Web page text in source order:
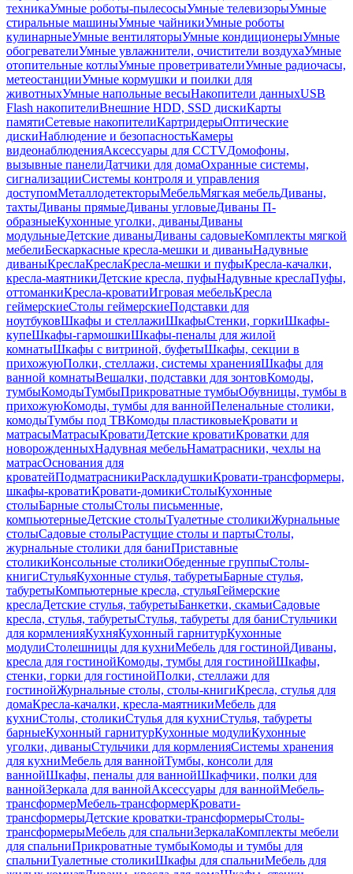
техникаУмные роботы-пылесосыУмные телевизорыУмные
стиральные машиныУмные чайникиУмные роботы
кулинарныеУмные вентиляторыУмные кондиционерыУмные
обогревателиУмные увлажнители, очистители воздухаУмные
отопительные котлыУмные проветривателиУмные радиочасы,
метеостанцииУмные кормушки и поилки для
животныхУмные напольные весыНакопители данныхUSB
Flash накопителиВнешние HDD, SSD дискиКарты
памятиСетевые накопителиКартридерыОптические
дискиНаблюдение и безопасностьКамеры
видеонаблюденияАксессуары для CCTVДомофоны,
вызывные панелиДатчики для домаОхранные системы,
сигнализацииСистемы контроля и управления
доступомМеталлодетекторыМебельМягкая мебельДиваны,
тахтыДиваны прямыеДиваны угловыеДиваны П-
образныеКухонные уголки, диваныДиваны
модульныеДетские диваныДиваны садовыеКомплекты мягкой
мебелиБескаркасные кресла-мешки и диваныНадувные
диваныКреслаКреслаКресла-мешки и пуфыКресла-качалки,
кресла-маятникиДетские кресла, пуфыНадувные креслаПуфы,
оттоманкиКресла-кроватиИгровая мебельКресла
геймерскиеСтолы геймерскиеПодставки для
ноутбуковШкафы и стеллажиШкафыСтенки, горкиШкафы-
купеШкафы-гармошкиШкафы-пеналы для жилой
комнатыШкафы с витриной, буфетыШкафы, секции в
прихожуюПолки, стеллажи, системы храненияШкафы для
ванной комнатыВешалки, подставки для зонтовКомоды,
тумбыКомодыТумбыПрикроватные тумбыОбувницы, тумбы в
прихожуюКомоды, тумбы для ваннойПеленальные столики,
комодыТумбы под ТВКомоды пластиковыеКровати и
матрасыМатрасыКроватиДетские кроватиКроватки для
новорожденныхНадувная мебельНаматрасники, чехлы на
матрасОснования для
кроватейПодматрасникиРаскладушкиКровати-трансформеры,
шкафы-кроватиКровати-домикиСтолыКухонные
столыБарные столыСтолы письменные,
компьютерныеДетские столыТуалетные столикиЖурнальные
столыСадовые столыРастущие столы и партыСтолы,
журнальные столики для баниПриставные
столикиКонсольные столикиОбеденные группыСтолы-
книгиСтульяКухонные стулья, табуретыБарные стулья,
табуретыКомпьютерные кресла, стульяГеймерские
креслаДетские стулья, табуретыБанкетки, скамьиСадовые
кресла, стулья, табуретыСтулья, табуреты для баниСтульчики
для кормленияКухняКухонный гарнитурКухонные
модулиСтолешницы для кухниМебель для гостинойДиваны,
кресла для гостинойКомоды, тумбы для гостинойШкафы,
стенки, горки для гостинойПолки, стеллажи для
гостинойЖурнальные столы, столы-книгиКресла, стулья для
домаКресла-качалки, кресла-маятникиМебель для
кухниСтолы, столикиСтулья для кухниСтулья, табуреты
барныеКухонный гарнитурКухонные модулиКухонные
уголки, диваныСтульчики для кормленияСистемы хранения
для кухниМебель для ваннойТумбы, консоли для
ваннойШкафы, пеналы для ваннойШкафчики, полки для
ваннойЗеркала для ваннойАксессуары для ваннойМебель-
трансформерМебель-трансформерКровати-
трансформерыДетские кроватки-трансформерыСтолы-
трансформерыМебель для спальниЗеркалаКомплекты мебели
для спальниПрикроватные тумбыКомоды и тумбы для
спальниТуалетные столикиШкафы для спальниМебель для